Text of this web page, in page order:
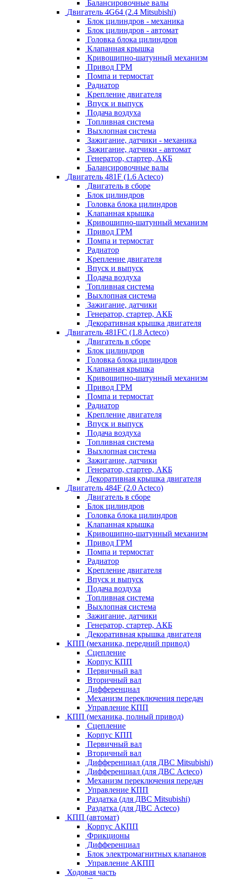
Балансировочные валы
Двигатель 4G64 (2.4 Mitsubishi)
Блок цилиндров - механика
Блок цилиндров - автомат
Головка блока цилиндров
Клапанная крышка
Кривошипно-шатунный механизм
Привод ГРМ
Помпа и термостат
Радиатор
Крепление двигателя
Впуск и выпуск
Подача воздуха
Топливная система
Выхлопная система
Зажигание, датчики - механика
Зажигание, датчики - автомат
Генератор, стартер, АКБ
Балансировочные валы
Двигатель 481F (1.6 Acteco)
Двигатель в сборе
Блок цилиндров
Головка блока цилиндров
Клапанная крышка
Кривошипно-шатунный механизм
Привод ГРМ
Помпа и термостат
Радиатор
Крепление двигателя
Впуск и выпуск
Подача воздуха
Топливная система
Выхлопная система
Зажигание, датчики
Генератор, стартер, АКБ
Декоративная крышка двигателя
Двигатель 481FC (1.8 Acteco)
Двигатель в сборе
Блок цилиндров
Головка блока цилиндров
Клапанная крышка
Кривошипно-шатунный механизм
Привод ГРМ
Помпа и термостат
Радиатор
Крепление двигателя
Впуск и выпуск
Подача воздуха
Топливная система
Выхлопная система
Зажигание, датчики
Генератор, стартер, АКБ
Декоративная крышка двигателя
Двигатель 484F (2.0 Acteco)
Двигатель в сборе
Блок цилиндров
Головка блока цилиндров
Клапанная крышка
Кривошипно-шатунный механизм
Привод ГРМ
Помпа и термостат
Радиатор
Крепление двигателя
Впуск и выпуск
Подача воздуха
Топливная система
Выхлопная система
Зажигание, датчики
Генератор, стартер, АКБ
Декоративная крышка двигателя
КПП (механика, передний привод)
Сцепление
Корпус КПП
Первичный вал
Вторичный вал
Дифференциал
Механизм переключения передач
Управление КПП
КПП (механика, полный привод)
Сцепление
Корпус КПП
Первичный вал
Вторичный вал
Дифференциал (для ДВС Mitsubishi)
Дифференциал (для ДВС Acteco)
Механизм переключения передач
Управление КПП
Раздатка (для ДВС Mitsubishi)
Раздатка (для ДВС Acteco)
КПП (автомат)
Корпус АКПП
Фрикционы
Дифференциал
Блок электромагнитных клапанов
Управление АКПП
Ходовая часть